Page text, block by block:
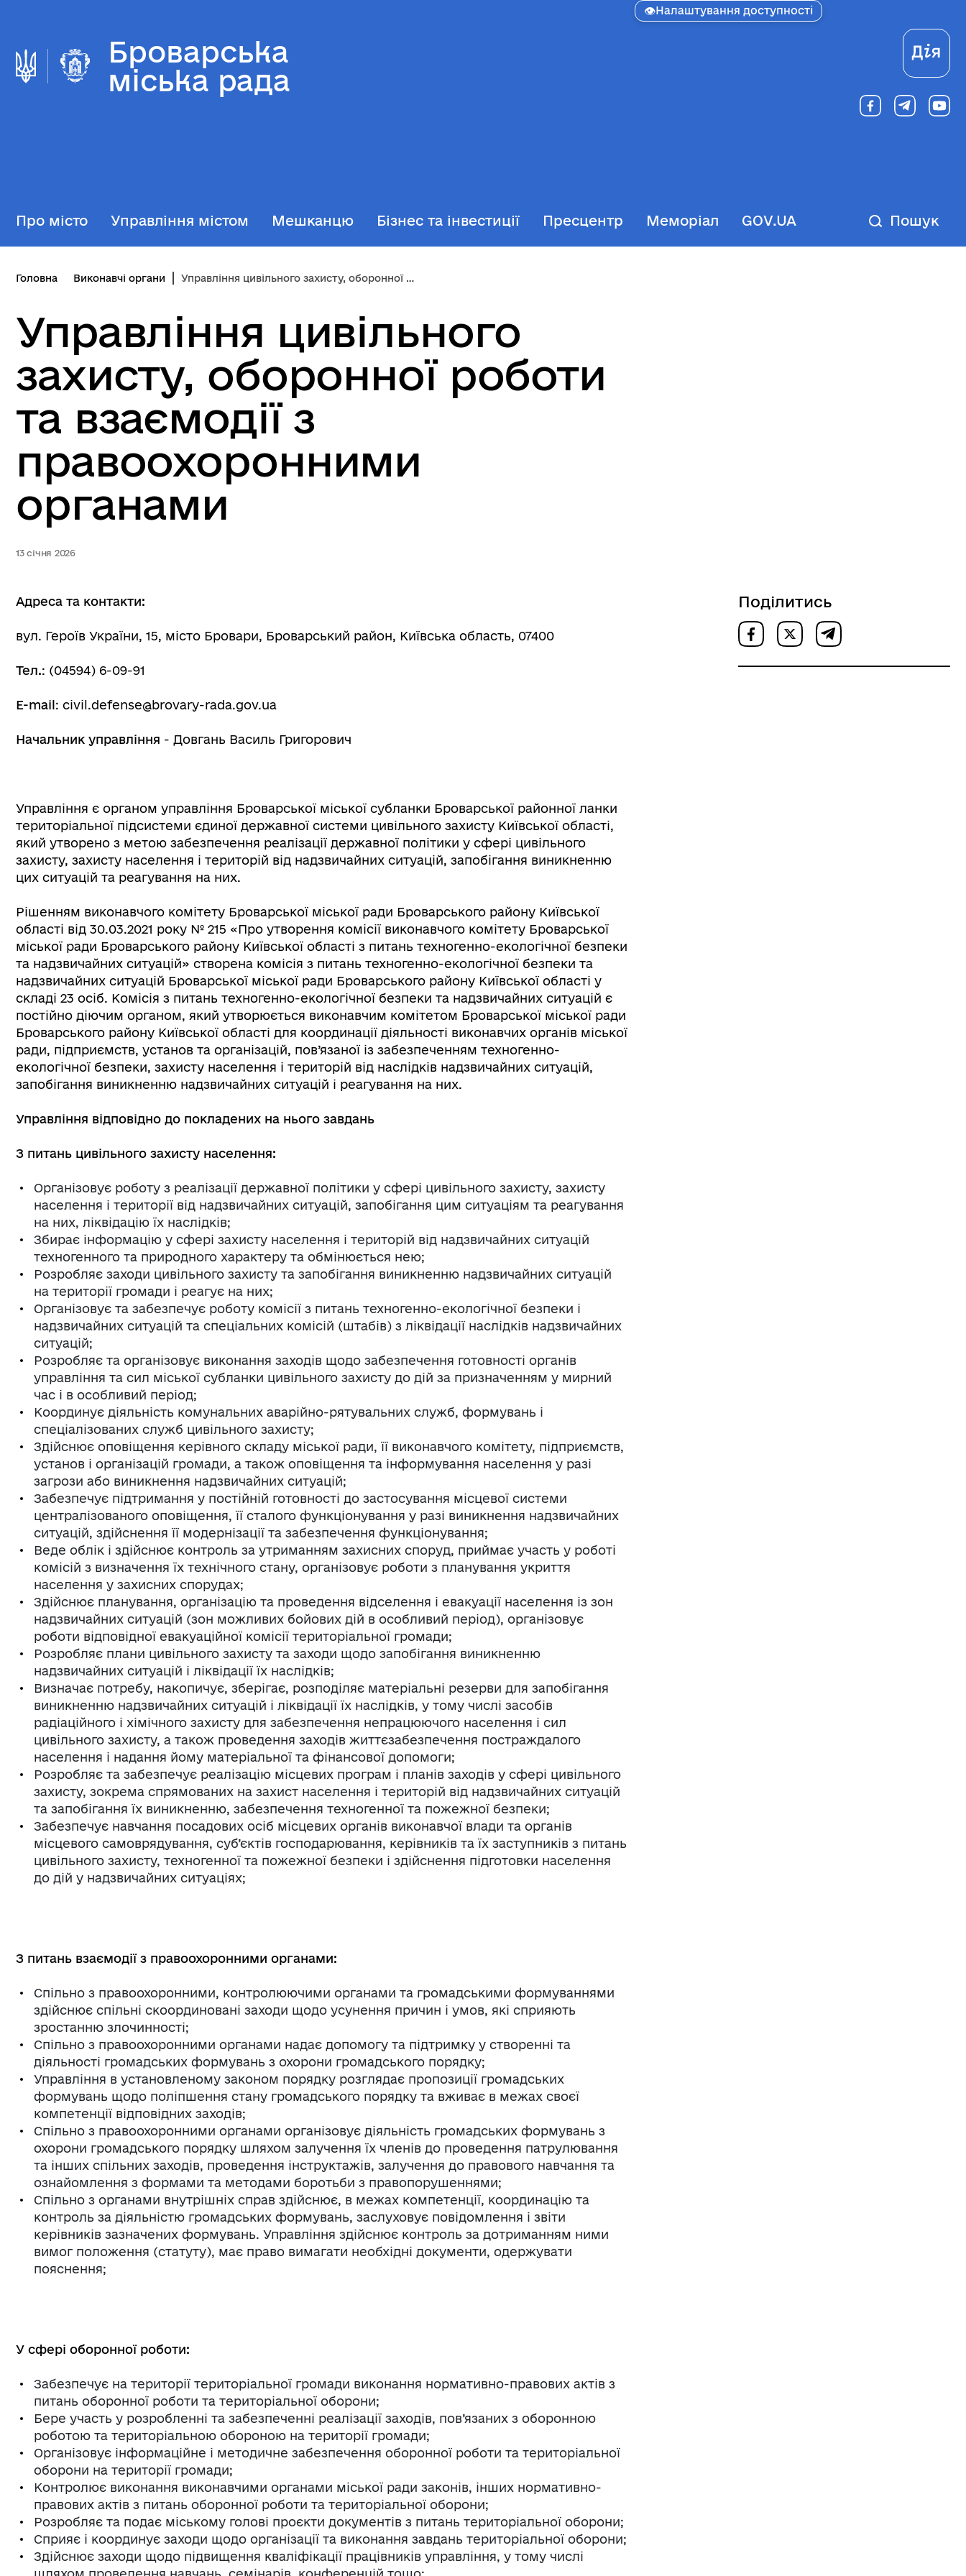
Броварська
міська рада
👁Налаштування доступності
Про місто Управління містом Мешканцю Бізнес та інвестиції Пресцентр Меморіал GOV.UA Пошук
Головна Виконавчі органи Управління цивільного захисту, оборонної роботи та взаємодії з правоохоронними органами
Управління цивільного
захисту, оборонної роботи
та взаємодії з
правоохоронними
органами
13 січня 2026
Адреса та контакти:
вул. Героїв України, 15, місто Бровари, Броварський район, Київська область, 07400
Тел.: (04594) 6-09-91
E-mail: civil.defense@brovary-rada.gov.ua
Начальник управління - Довгань Василь Григорович
Управління є органом управління Броварської міської субланки Броварської районної ланки
територіальної підсистеми єдиної державної системи цивільного захисту Київської області,
який утворено з метою забезпечення реалізації державної політики у сфері цивільного
захисту, захисту населення і територій від надзвичайних ситуацій, запобігання виникненню
цих ситуацій та реагування на них.
Рішенням виконавчого комітету Броварської міської ради Броварського району Київської
області від 30.03.2021 року № 215 «Про утворення комісії виконавчого комітету Броварської
міської ради Броварського району Київської області з питань техногенно-екологічної безпеки
та надзвичайних ситуацій» створена комісія з питань техногенно-екологічної безпеки та
надзвичайних ситуацій Броварської міської ради Броварського району Київської області у
складі 23 осіб. Комісія з питань техногенно-екологічної безпеки та надзвичайних ситуацій є
постійно діючим органом, який утворюється виконавчим комітетом Броварської міської ради
Броварського району Київської області для координації діяльності виконавчих органів міської
ради, підприємств, установ та організацій, пов’язаної із забезпеченням техногенно-
екологічної безпеки, захисту населення і територій від наслідків надзвичайних ситуацій,
запобігання виникненню надзвичайних ситуацій і реагування на них.
Управління відповідно до покладених на нього завдань
З питань цивільного захисту населення:
Організовує роботу з реалізації державної політики у сфері цивільного захисту, захисту
населення і території від надзвичайних ситуацій, запобігання цим ситуаціям та реагування
на них, ліквідацію їх наслідків;
Збирає інформацію у сфері захисту населення і територій від надзвичайних ситуацій
техногенного та природного характеру та обмінюється нею;
Розробляє заходи цивільного захисту та запобігання виникненню надзвичайних ситуацій
на території громади і реагує на них;
Організовує та забезпечує роботу комісії з питань техногенно-екологічної безпеки і
надзвичайних ситуацій та спеціальних комісій (штабів) з ліквідації наслідків надзвичайних
ситуацій;
Розробляє та організовує виконання заходів щодо забезпечення готовності органів
управління та сил міської субланки цивільного захисту до дій за призначенням у мирний
час і в особливий період;
Координує діяльність комунальних аварійно-рятувальних служб, формувань і
спеціалізованих служб цивільного захисту;
Здійснює оповіщення керівного складу міської ради, її виконавчого комітету, підприємств,
установ і організацій громади, а також оповіщення та інформування населення у разі
загрози або виникнення надзвичайних ситуацій;
Забезпечує підтримання у постійній готовності до застосування місцевої системи
централізованого оповіщення, її сталого функціонування у разі виникнення надзвичайних
ситуацій, здійснення її модернізації та забезпечення функціонування;
Веде облік і здійснює контроль за утриманням захисних споруд, приймає участь у роботі
комісій з визначення їх технічного стану, організовує роботи з планування укриття
населення у захисних спорудах;
Здійснює планування, організацію та проведення відселення і евакуації населення із зон
надзвичайних ситуацій (зон можливих бойових дій в особливий період), організовує
роботи відповідної евакуаційної комісії територіальної громади;
Розробляє плани цивільного захисту та заходи щодо запобігання виникненню
надзвичайних ситуацій і ліквідації їх наслідків;
Визначає потребу, накопичує, зберігає, розподіляє матеріальні резерви для запобігання
виникненню надзвичайних ситуацій і ліквідації їх наслідків, у тому числі засобів
радіаційного і хімічного захисту для забезпечення непрацюючого населення і сил
цивільного захисту, а також проведення заходів життєзабезпечення постраждалого
населення і надання йому матеріальної та фінансової допомоги;
Розробляє та забезпечує реалізацію місцевих програм і планів заходів у сфері цивільного
захисту, зокрема спрямованих на захист населення і територій від надзвичайних ситуацій
та запобігання їх виникненню, забезпечення техногенної та пожежної безпеки;
Забезпечує навчання посадових осіб місцевих органів виконавчої влади та органів
місцевого самоврядування, суб’єктів господарювання, керівників та їх заступників з питань
цивільного захисту, техногенної та пожежної безпеки і здійснення підготовки населення
до дій у надзвичайних ситуаціях;
З питань взаємодії з правоохоронними органами:
Спільно з правоохоронними, контролюючими органами та громадськими формуваннями
здійснює спільні скоординовані заходи щодо усунення причин і умов, які сприяють
зростанню злочинності;
Спільно з правоохоронними органами надає допомогу та підтримку у створенні та
діяльності громадських формувань з охорони громадського порядку;
Управління в установленому законом порядку розглядає пропозиції громадських
формувань щодо поліпшення стану громадського порядку та вживає в межах своєї
компетенції відповідних заходів;
Спільно з правоохоронними органами організовує діяльність громадських формувань з
охорони громадського порядку шляхом залучення їх членів до проведення патрулювання
та інших спільних заходів, проведення інструктажів, залучення до правового навчання та
ознайомлення з формами та методами боротьби з правопорушеннями;
Спільно з органами внутрішніх справ здійснює, в межах компетенції, координацію та
контроль за діяльністю громадських формувань, заслуховує повідомлення і звіти
керівників зазначених формувань. Управління здійснює контроль за дотриманням ними
вимог положення (статуту), має право вимагати необхідні документи, одержувати
пояснення;
У сфері оборонної роботи:
Забезпечує на території територіальної громади виконання нормативно-правових актів з
питань оборонної роботи та територіальної оборони;
Бере участь у розробленні та забезпеченні реалізації заходів, пов’язаних з оборонною
роботою та територіальною обороною на території громади;
Організовує інформаційне і методичне забезпечення оборонної роботи та територіальної
оборони на території громади;
Контролює виконання виконавчими органами міської ради законів, інших нормативно-
правових актів з питань оборонної роботи та територіальної оборони;
Розробляє та подає міському голові проєкти документів з питань територіальної оборони;
Сприяє і координує заходи щодо організації та виконання завдань територіальної оборони;
Здійснює заходи щодо підвищення кваліфікації працівників управління, у тому числі
Поділитись